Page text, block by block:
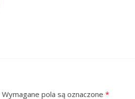
Wymagane pola są oznaczone *